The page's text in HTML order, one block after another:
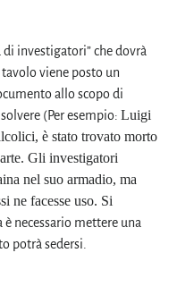
investigatori” che dovrà
viene posto un
allo scopo di
(Per esempio: Luigi
è stato trovato morto
Gli investigatori
nel suo armadio, ma
ne facesse uso. Si
è necessario mettere una
potrà sedersi.